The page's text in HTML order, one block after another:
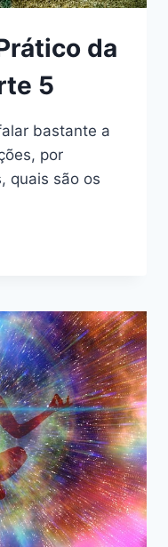
da
5
bastante a
por
quais são os